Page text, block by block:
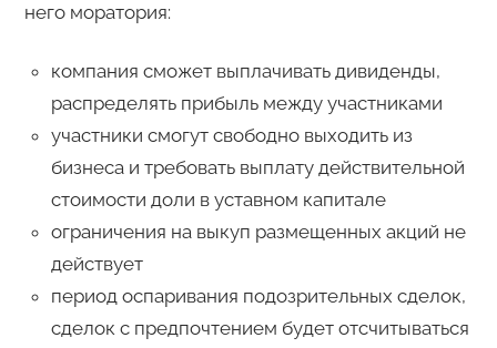
него моратория:
компания сможет выплачивать дивиденды,
распределять прибыль между участниками
участники смогут свободно выходить из
бизнеса и требовать выплату действительной
стоимости доли в уставном капитале
ограничения на выкуп размещенных акций не
действует
период оспаривания подозрительных сделок,
сделок с предпочтением будет отсчитываться